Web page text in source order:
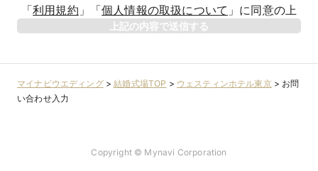
「利用規約 」 「個人情報の取扱について 」 に同意の上
上記の内容で送信する
マイナビウエディング>結婚式場TOP > ウェスティンホテル東京> お問
い合わせ入力
Copyright © Mynavi Corporation